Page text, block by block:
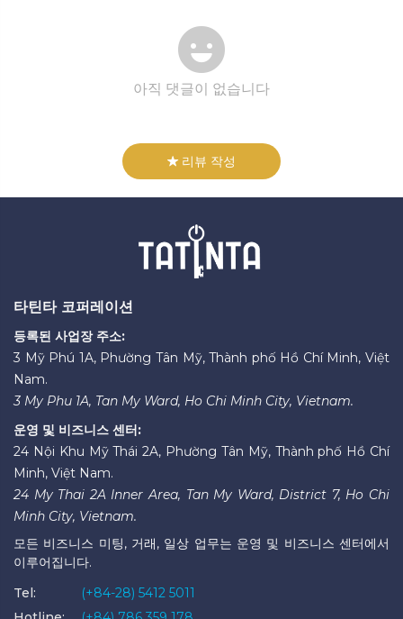
아직 댓글이 없습니다
리뷰 작성
타틴타 코퍼레이션
등록된 사업장 주소:
3 Mỹ Phú 1A, Phường Tân Mỹ, Thành phố Hồ Chí Minh, Việt
Nam.
3 My Phu 1A, Tan My Ward, Ho Chi Minh City, Vietnam.
운영 및 비즈니스 센터:
24 Nội Khu Mỹ Thái 2A, Phường Tân Mỹ, Thành phố Hồ Chí
Minh, Việt Nam.
24 My Thai 2A Inner Area, Tan My Ward, District 7, Ho Chi
Minh City, Vietnam.
모든 비즈니스 미팅, 거래, 일상 업무는 운영 및 비즈니스 센터에서
이루어집니다.
Tel:
(+84-28) 5412 5011